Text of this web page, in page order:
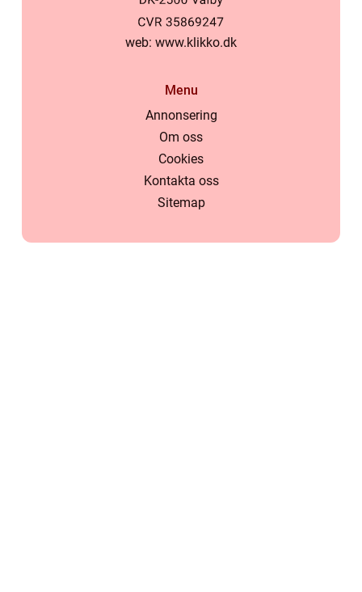
web: www.klikko.dk
Menu
Annonsering
Om oss
Cookies
Kontakta oss
Sitemap